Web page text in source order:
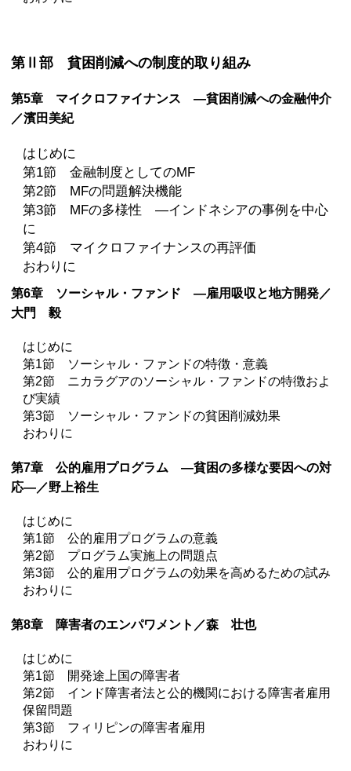
第Ⅱ部 貧困削減への制度的取り組み
第5章 マイクロファイナンス —貧困削減への金融仲介
／濱田美紀
はじめに
第1節 金融制度としてのMF
第2節 MFの問題解決機能
第3節 MFの多様性 —インドネシアの事例を中心
に
第4節 マイクロファイナンスの再評価
おわりに
第6章 ソーシャル・ファンド —雇用吸収と地方開発／
大門 毅
はじめに
第1節 ソーシャル・ファンドの特徴・意義
第2節 ニカラグアのソーシャル・ファンドの特徴およ
び実績
第3節 ソーシャル・ファンドの貧困削減効果
おわりに
第7章 公的雇用プログラム —貧困の多様な要因への対
応—／野上裕生
はじめに
第1節 公的雇用プログラムの意義
第2節 プログラム実施上の問題点
第3節 公的雇用プログラムの効果を高めるための試み
おわりに
第8章 障害者のエンパワメント／森 壮也
はじめに
第1節 開発途上国の障害者
第2節 インド障害者法と公的機関における障害者雇用
保留問題
第3節 フィリピンの障害者雇用
おわりに